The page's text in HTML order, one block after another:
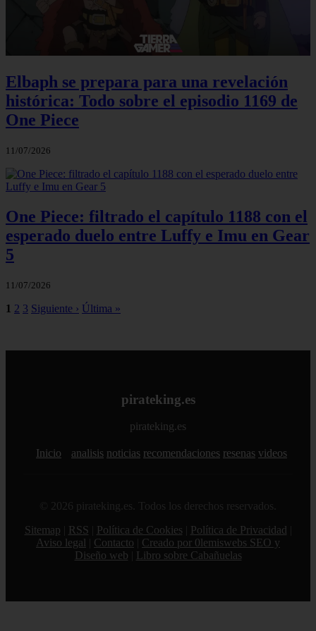
Elbaph se prepara para una revelación
histórica: Todo sobre el episodio 1169 de
One Piece
11/07/2026
One Piece: filtrado el capítulo 1188 con el
esperado duelo entre Luffy e Imu en Gear
5
11/07/2026
1 2 3 Siguiente › Última »
pirateking.es
pirateking.es
Inicio analisis noticias recomendaciones resenas videos
© 2026 pirateking.es. Todos los derechos reservados.
Sitemap
RSS Política de Cookies Política de Privacidad
Aviso legal
Contacto
Creado por 0lemiswebs SEO y
Diseño web
Libro sobre Cabañuelas